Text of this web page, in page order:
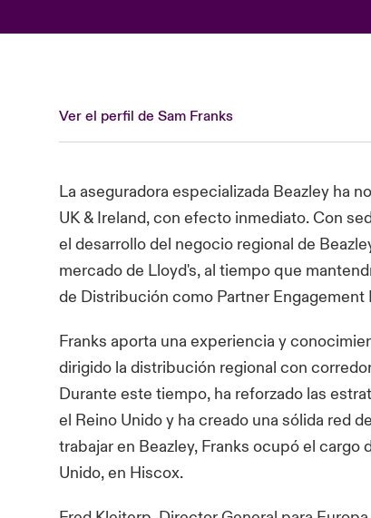
Ver el perfil de Sam Franks
La aseguradora especializada Beazley ha
UK & Ireland, con efecto inmediato. Con
el desarrollo del negocio regional de
mercado de Lloyd's, al tiempo que
de Distribución como Partner Engagement
Franks aporta una experiencia y
dirigido la distribución regional con
Durante este tiempo, ha reforzado las
el Reino Unido y ha creado una sólida red
trabajar en Beazley, Franks ocupó el
Unido, en Hiscox.